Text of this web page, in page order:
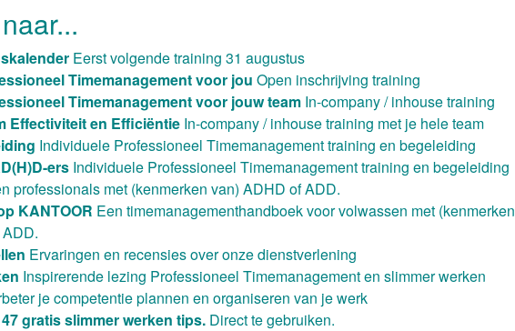
Eerst volgende training 31 augustus
Timemanagement voor jou Open inschrijving training
Timemanagement voor jouw team In-company / inhouse training
Effectiviteit en Efficiëntie In-company / inhouse training met je hele team
Individuele Professioneel Timemanagement training en begeleiding
ers Individuele Professioneel Timemanagement training en begeleiding
professionals met (kenmerken van) ADHD of ADD.
KANTOOR Een timemanagementhandboek voor volwassen met (kenmerken
Ervaringen en recensies over onze dienstverlening
Inspirerende lezing Professioneel Timemanagement en slimmer werken
je competentie plannen en organiseren van je werk
gratis slimmer werken tips. Direct te gebruiken.